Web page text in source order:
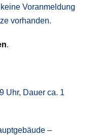
Voranmeldung
vorhanden.
.
Uhr, Dauer ca. 1
–